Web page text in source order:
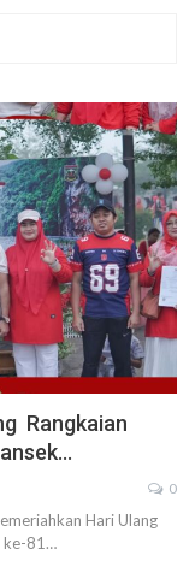
Rangkaian
0
Hari Ulang
ke-81…